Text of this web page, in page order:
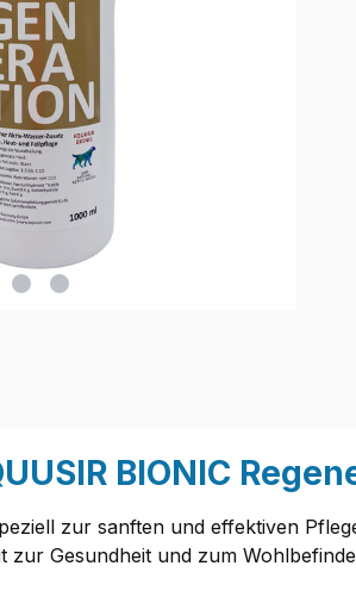
BIONIC
zur sanften und effektiven
Gesundheit und zum